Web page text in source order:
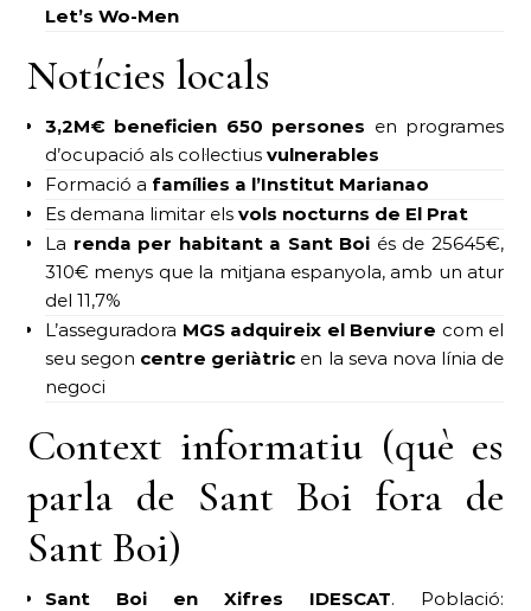
Let’s Wo-Men
Notícies locals
3,2M€ beneficien 650 persones en programes
d’ocupació als col·lectius vulnerables
Formació a famílies a l’Institut Marianao
Es demana limitar els vols nocturns de El Prat
La renda per habitant a Sant Boi és de 25645€,
310€ menys que la mitjana espanyola, amb un atur
del 11,7%
L’asseguradora MGS adquireix el Benviure com el
seu segon centre geriàtric en la seva nova línia de
negoci
Context informatiu (què es
parla de Sant Boi fora de
Sant Boi)
Sant Boi en Xifres IDESCAT. Població: